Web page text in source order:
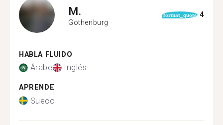
M.
Gothenburg
format_quote 4
HABLA FLUIDO
Árabe Inglés
APRENDE
Sueco